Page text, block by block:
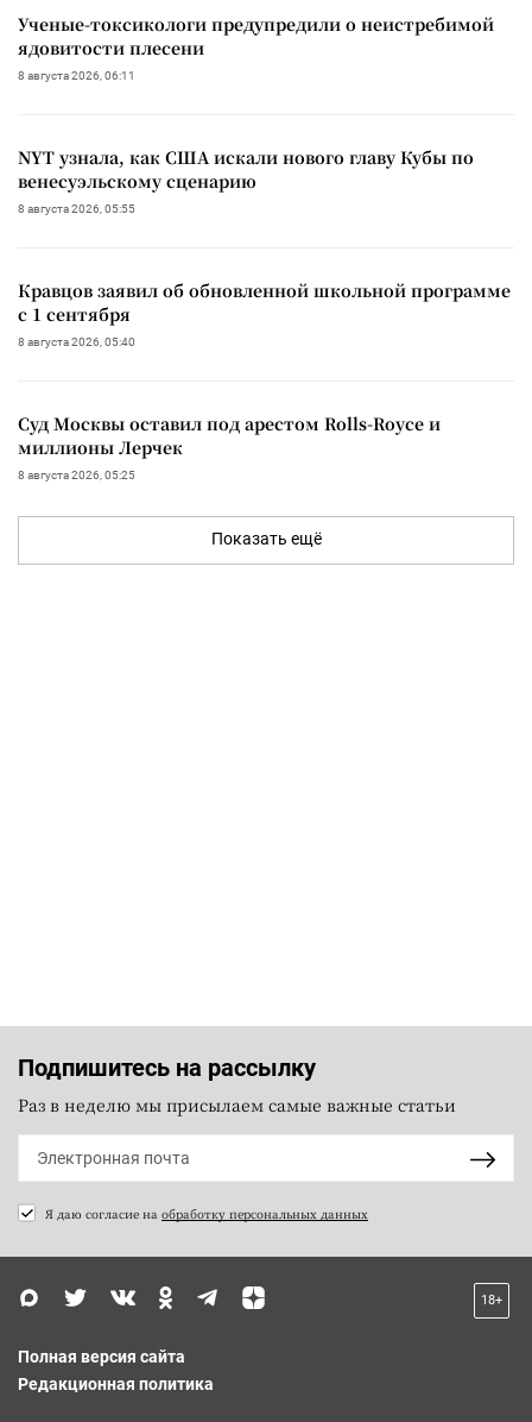
Ученые-токсикологи предупредили о неистребимой
ядовитости плесени
8 августа 2026, 06:11
NYT узнала, как США искали нового главу Кубы по
венесуэльскому сценарию
8 августа 2026, 05:55
Кравцов заявил об обновленной школьной программе
с 1 сентября
8 августа 2026, 05:40
Суд Москвы оставил под арестом Rolls-Royce и
миллионы Лерчек
8 августа 2026, 05:25
Показать ещё
Подпишитесь на рассылку
Раз в неделю мы присылаем самые важные статьи
Я даю согласие на обработку персональных данных
18+
Полная версия сайта
Редакционная политика